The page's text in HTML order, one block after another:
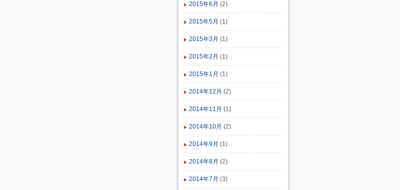
2015年6月 (2)
2015年5月 (1)
2015年3月 (1)
2015年2月 (1)
2015年1月 (1)
2014年12月 (2)
2014年11月 (1)
2014年10月 (2)
2014年9月 (1)
2014年8月 (2)
2014年7月 (3)